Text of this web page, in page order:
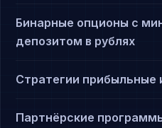
Бинарные опционы с
депозитом в рублях
Стратегии прибыльные
Партнёрские